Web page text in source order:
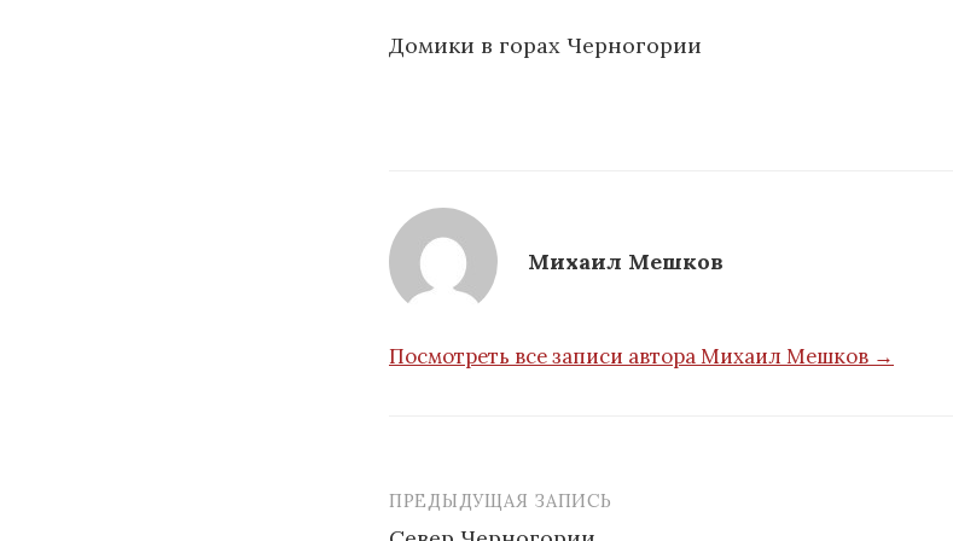
Домики в горах Черногории
Михаил Мешков
Посмотреть все записи автора Михаил Мешков →
Навигация
ПРЕДЫДУЩАЯ ЗАПИСЬ